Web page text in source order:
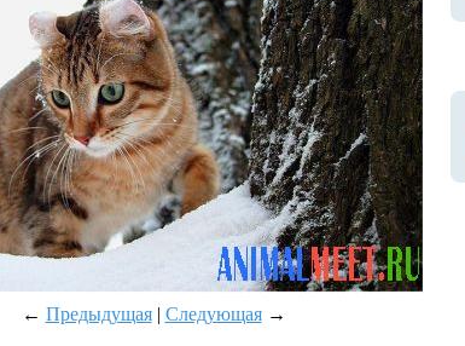
← Предыдущая| Следующая→